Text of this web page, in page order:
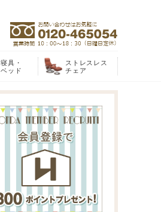
寝具・
ベッド
ストレスレス
チェア